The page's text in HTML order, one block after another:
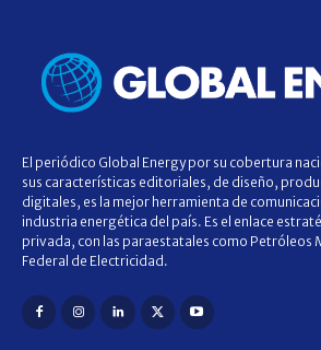
El periódico Global Energy por su cobertura
sus características editoriales, de diseño,
digitales, es la mejor herramienta de
industria energética del país. Es el enlace
privada, con las paraestatales como Petróleos
Federal de Electricidad.